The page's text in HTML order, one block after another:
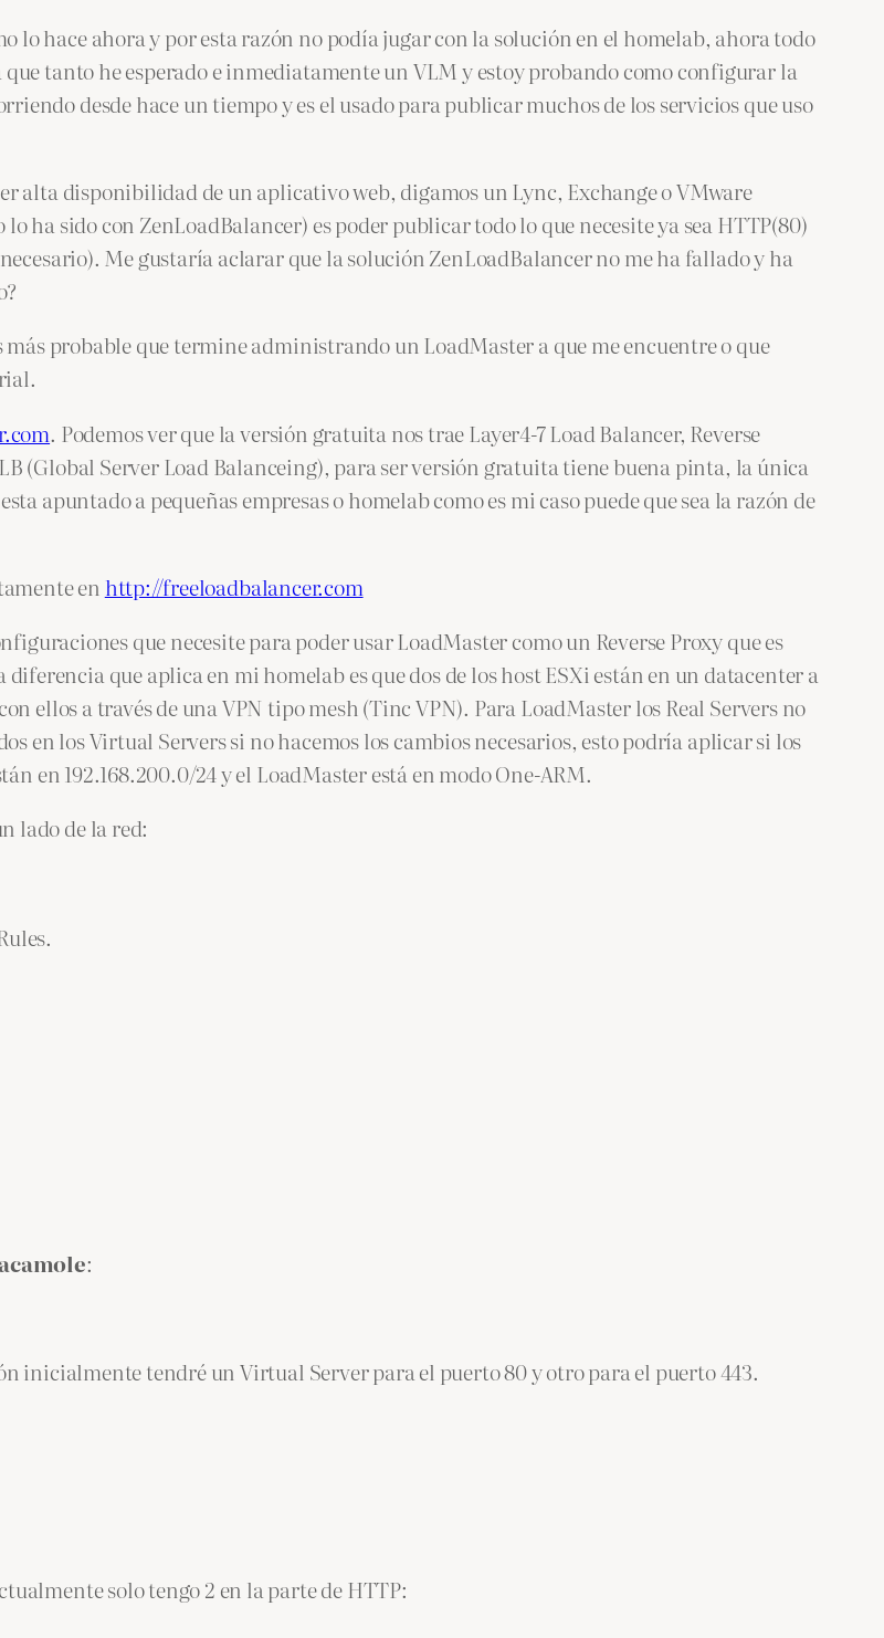
lo hace ahora y por esta razón no podía jugar con la solución en el homelab, ahora todo
tanto he esperado e inmediatamente un VLM y estoy probando como configurar la
desde hace un tiempo y es el usado para publicar muchos de los servicios que uso
alta disponibilidad de un aplicativo web, digamos un Lync, Exchange o VMware
ha sido con ZenLoadBalancer) es poder publicar todo lo que necesite ya sea HTTP(80)
Me gustaría aclarar que la solución ZenLoadBalancer no me ha fallado y ha
probable que termine administrando un LoadMaster a que me encuentre o que
. Podemos ver que la versión gratuita nos trae Layer4-7 Load Balancer, Reverse
(Global Server Load Balanceing), para ser versión gratuita tiene buena pinta, la única
apuntado a pequeñas empresas o homelab como es mi caso puede que sea la razón de
enhttp://freeloadbalancer.com
que necesite para poder usar LoadMaster como un Reverse Proxy que es
que aplica en mi homelab es que dos de los host ESXi están en un datacenter a
ellos a través de una VPN tipo mesh (Tinc VPN). Para LoadMaster los Real Servers no
en los Virtual Servers si no hacemos los cambios necesarios, esto podría aplicar si los
en 192.168.200.0/24 y el LoadMaster está en modo One-ARM.
lado de la red:
:
inicialmente tendré un Virtual Server para el puerto 80 y otro para el puerto 443.
solo tengo 2 en la parte de HTTP: